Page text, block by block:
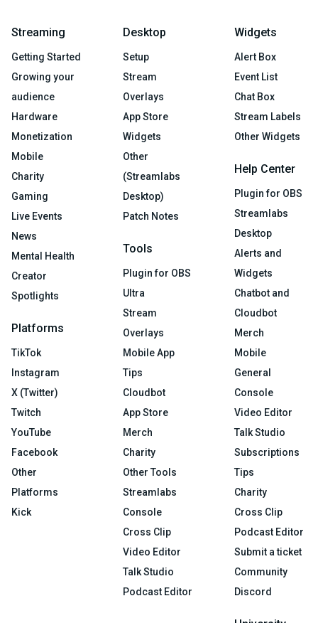
Streaming
Getting Started
Growing your
audience
Hardware
Monetization
Mobile
Charity
Gaming
Live Events
News
Mental Health
Creator
Spotlights
Platforms
TikTok
Instagram
X (Twitter)
Twitch
YouTube
Facebook
Other
Platforms
Kick
Desktop
Setup
Stream
Overlays
App Store
Widgets
Other
(Streamlabs
Desktop)
Patch Notes
Tools
Plugin for OBS
Ultra
Stream
Overlays
Mobile App
Tips
Cloudbot
App Store
Merch
Charity
Other Tools
Streamlabs
Console
Cross Clip
Video Editor
Talk Studio
Podcast Editor
Widgets
Alert Box
Event List
Chat Box
Stream Labels
Other Widgets
Help Center
Plugin for OBS
Streamlabs
Desktop
Alerts and
Widgets
Chatbot and
Cloudbot
Merch
Mobile
General
Console
Video Editor
Talk Studio
Subscriptions
Tips
Charity
Cross Clip
Podcast Editor
Submit a ticket
Community
Discord